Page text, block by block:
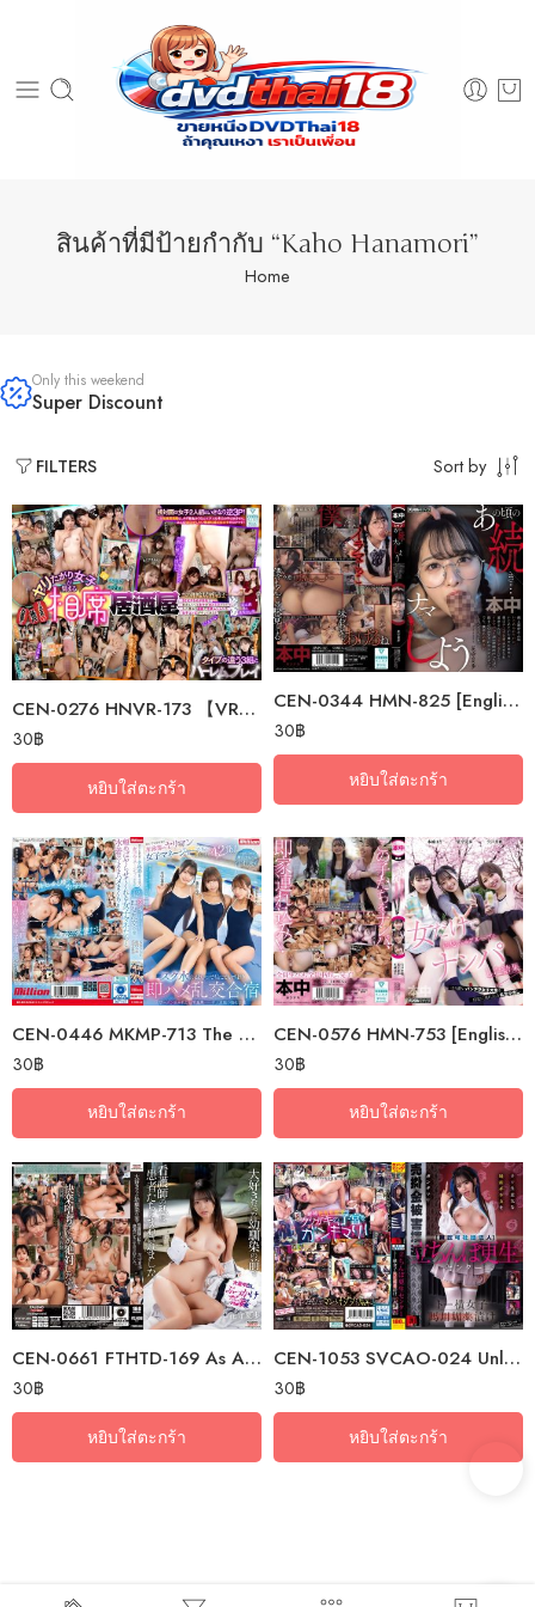
สินค้าที่มีป้ายกำกับ “Kaho Hanamori”
Home
Only this weekend
Super Discount
FILTERS Sort by
CEN-0276 HNVR-173 【VR】 A VR Bar Where Only Girls Who Want To Have Sex…
30฿
หยิบใส่ตะกร้า
CEN-0344 HMN-825 [English Subtitle] Continuing From Those Days… Let’s Do…
30฿
หยิบใส่ตะกร้า
CEN-0446 MKMP-713 The Slutty Female Managers Of The Swimming Club Who…
30฿
หยิบใส่ตะกร้า
CEN-0576 HMN-753 [English Subtitle] The Result Of Picking Up A Group Of…
30฿
หยิบใส่ตะกร้า
CEN-0661 FTHTD-169 As A Nurse, I Was Passed Around Among The Patients In…
30฿
หยิบใส่ตะกร้า
CEN-1053 SVCAO-024 Unlicensed Association Standing Prostitute…
30฿
หยิบใส่ตะกร้า